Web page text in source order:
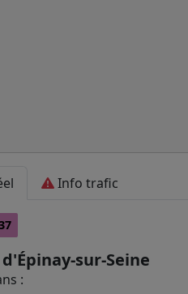
Info trafic
sur-Seine
: